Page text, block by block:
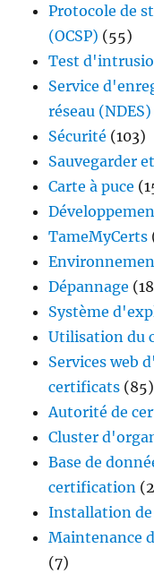
Protocole de
(OCSP) (55)
Test
Service
réseau (NDES)
Sécurité (103)
Sauvegarder
Carte à puce
TameMyCerts
Dépannage
Système
Utilisation du
Services web
certificats (85)
Autorité de
Cluster
Base de
certification
Installation
Maintenance
(7)